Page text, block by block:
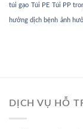
túi gạo Túi PE Túi PP
hưởng dịch bệnh ảnh
DỊCH VỤ HỖ